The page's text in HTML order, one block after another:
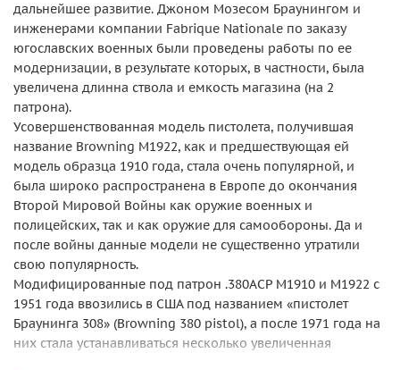
дальнейшее развитие. Джоном Мозесом Браунингом и
инженерами компании Fabrique Nationale по заказу
югославских военных были проведены работы по ее
модернизации, в результате которых, в частности, была
увеличена длинна ствола и емкость магазина (на 2
патрона).
Усовершенствованная модель пистолета, получившая
название Browning M1922, как и предшествующая ей
модель образца 1910 года, стала очень популярной, и
была широко распространена в Европе до окончания
Второй Мировой Войны как оружие военных и
полицейских, так и как оружие для самообороны. Да и
после войны данные модели не существенно утратили
свою популярность.
Модифицированные под патрон .380ACP M1910 и M1922 с
1951 года ввозились в США под названием «пистолет
Браунинга 308» (Browning 380 pistol), а после 1971 года на
них стала устанавливаться несколько увеличенная